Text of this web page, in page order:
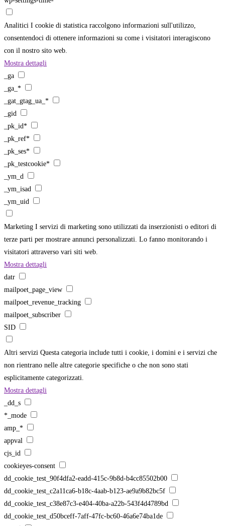
Analitici I cookie di statistica raccolgono informazioni sull'utilizzo,
consentendoci di ottenere informazioni su come i visitatori interagiscono
con il nostro sito web.
Mostra dettagli
_ga
_ga_*
_gat_gtag_ua_*
_gid
_pk_id*
_pk_ref*
_pk_ses*
_pk_testcookie*
_ym_d
_ym_isad
_ym_uid
Marketing I servizi di marketing sono utilizzati da inserzionisti o editori di
terze parti per mostrare annunci personalizzati. Lo fanno monitorando i
visitatori attraverso vari siti web.
Mostra dettagli
datr
mailpoet_page_view
mailpoet_revenue_tracking
mailpoet_subscriber
SID
Altri servizi Questa categoria include tutti i cookie, i domini e i servizi che
non rientrano nelle altre categorie specifiche o che non sono stati
esplicitamente categorizzati.
Mostra dettagli
_dd_s
*_mode
amp_*
appval
cjs_id
cookieyes-consent
dd_cookie_test_90f4dfa2-eadd-415c-9b8d-b4cc85502b00
dd_cookie_test_c2a11ca6-b18c-4aab-b123-ae9a9b82bc5f
dd_cookie_test_c38e87c3-e404-40ba-a22b-543f4d4789bd
dd_cookie_test_d50bceff-7aff-47fc-bc60-46a6e74ba1de